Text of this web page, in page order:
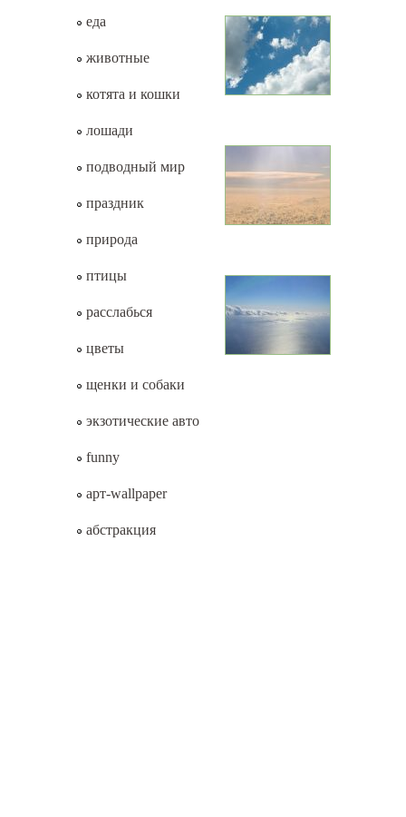
еда
животные
котята и кошки
лошади
подводный мир
праздник
природа
птицы
расслабься
цветы
щенки и собаки
экзотические авто
funny
арт-wallpaper
абстракция